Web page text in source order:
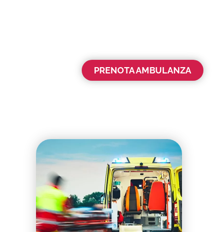
PRENOTA AMBULANZA